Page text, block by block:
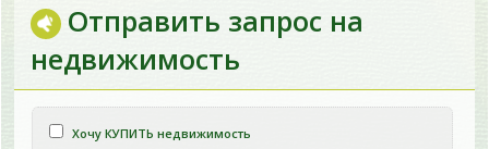
Отправить запрос на
недвижимость
Хочу КУПИТЬ недвижимость